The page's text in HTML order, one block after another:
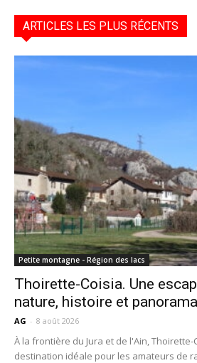
ARTICLES LES PLUS RÉCENTS
Petite montagne - Région des lacs
Thoirette-Coisia. Une
nature, histoire et
AG - 8 août 2026
À la frontière du Jura et de l'Ain, Thoirette-
destination idéale pour les amateurs de